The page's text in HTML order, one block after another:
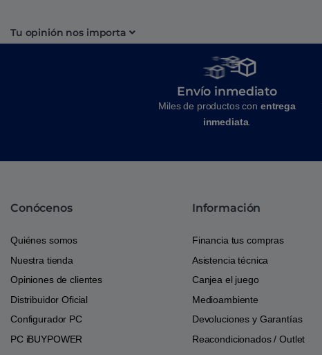
Tu opinión nos importa
Envío inmediato
Miles de productos con entrega
inmediata.
Conócenos
Quiénes somos
Nuestra tienda
Opiniones de clientes
Distribuidor Oficial
Configurador PC
PC iBUYPOWER
Información
Financia tus compras
Asistencia técnica
Canjea el juego
Medioambiente
Devoluciones y Garantías
Reacondicionados / Outlet